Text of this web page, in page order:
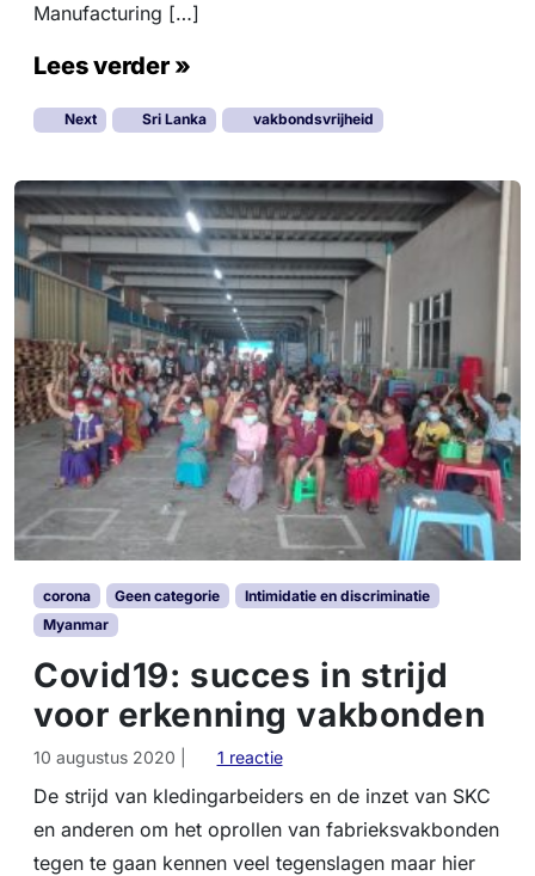
Manufacturing […]
Lees verder »
Next Sri Lanka vakbondsvrijheid
corona Geen categorie
Intimidatie en discriminatie
Myanmar
Covid19: succes in strijd
voor erkenning vakbonden
10 augustus 2020 1 reactieo
C
o
v
De strijd van kledingarbeiders en de inzet van SKC
en anderen om het oprollen van fabrieksvakbonden
tegen te gaan kennen veel tegenslagen maar hier